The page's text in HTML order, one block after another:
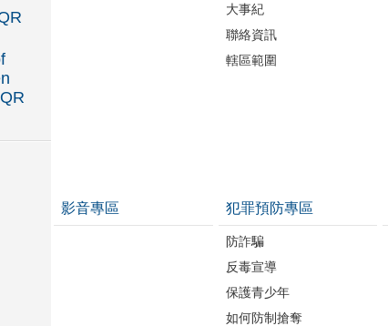
大事紀
聯絡資訊
轄區範圍
影音專區 犯罪預防專區
防詐騙
反毒宣導
保護青少年
如何防制搶奪